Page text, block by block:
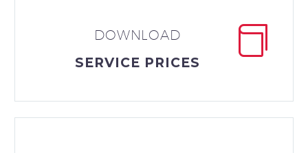


DOWNLOAD
SERVICE PRICES